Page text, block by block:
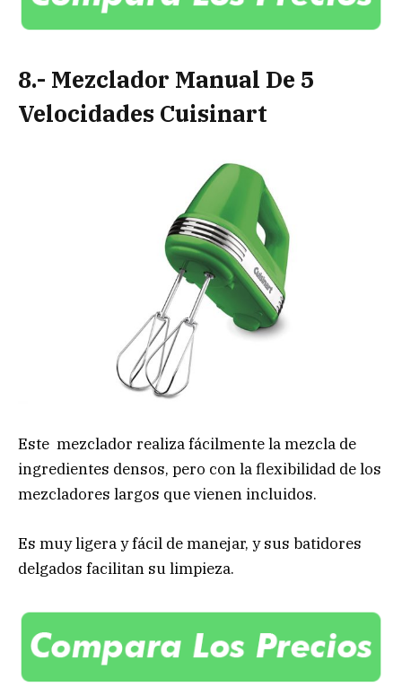
8.- Mezclador Manual De 5
Velocidades Cuisinart
Este mezclador realiza fácilmente la mezcla de
ingredientes densos, pero con la flexibilidad de los
mezcladores largos que vienen incluidos.
Es muy ligera y fácil de manejar, y sus batidores
delgados facilitan su limpieza.